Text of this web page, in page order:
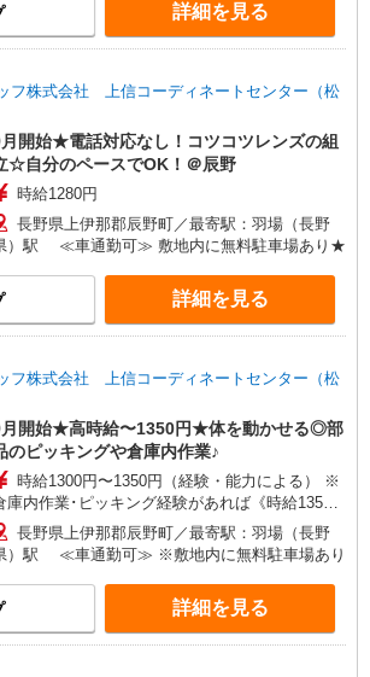
詳細を見る
フ株式会社 上信コーディネートセンター（松
開始★電話対応なし！コツコツレンズの組
☆自分のペースでOK！＠辰野
時給1280円
長野県上伊那郡辰野町／最寄駅：羽場（長野
）駅 ≪車通勤可≫ 敷地内に無料駐車場あり★
詳細を見る
フ株式会社 上信コーディネートセンター（松
開始★高時給〜1350円★体を動かせる◎部
のピッキングや倉庫内作業♪
時給1300円〜1350円（経験・能力による） ※
庫内作業･ピッキング経験があれば《時給1350
♪》
長野県上伊那郡辰野町／最寄駅：羽場（長野
）駅 ≪車通勤可≫ ※敷地内に無料駐車場あり
詳細を見る